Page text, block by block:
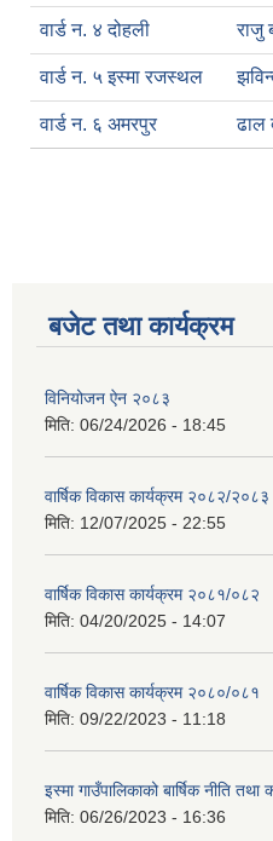
वार्ड न. ४ दोहली राजु
वार्ड न. ५ इस्मा रजस्थल
वार्ड न. ६ अमरपुर ढाल
बजेट तथा कार्यक्रम
विनियोजन ऐन २०८३
मिति: 06/24/2026 - 18:45
वार्षिक विकास कार्यक्रम २०८२/२०८३
मिति: 12/07/2025 - 22:55
वार्षिक विकास कार्यक्रम २०८१/०८२
मिति: 04/20/2025 - 14:07
वार्षिक विकास कार्यक्रम २०८०/०८१
मिति: 09/22/2023 - 11:18
इस्मा गाउँपालिकाको बार्षिक नीति
मिति: 06/26/2023 - 16:36